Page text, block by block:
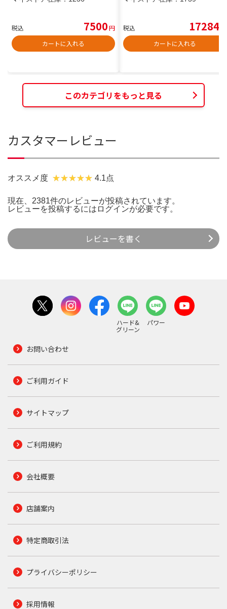
税込 7500円
カートに入れる
税込 17284
カートに入れる
このカテゴリをもっと見る
カスタマーレビュー
オススメ度 4.1点
現在、2381件のレビューが投稿されています。
レビューを投稿するには ログインが必要です。
レビューを書く
ハード&
グリーン
パワー
お問い合わせ
ご利用ガイド
サイトマップ
ご利用規約
会社概要
店舗案内
特定商取引法
プライバシーポリシー
採用情報